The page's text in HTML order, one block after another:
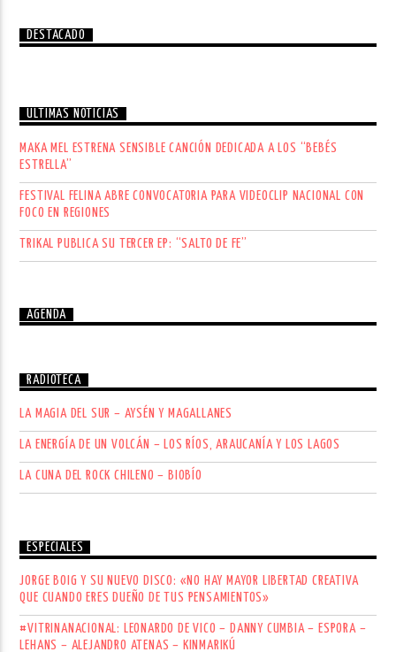
DESTACADO
ÚLTIMAS NOTICIAS
MAKA MEL ESTRENA SENSIBLE CANCIÓN DEDICADA A LOS “BEBÉS
ESTRELLA”
FESTIVAL FELINA ABRE CONVOCATORIA PARA VIDEOCLIP NACIONAL CON
FOCO EN REGIONES
TRIKAL PUBLICA SU TERCER EP: “SALTO DE FE”
AGENDA
RADIOTECA
LA MAGIA DEL SUR – AYSÉN Y MAGALLANES
LA ENERGÍA DE UN VOLCÁN – LOS RÍOS, ARAUCANÍA Y LOS LAGOS
LA CUNA DEL ROCK CHILENO – BIOBÍO
ESPECIALES
JORGE BOIG Y SU NUEVO DISCO: «NO HAY MAYOR LIBERTAD CREATIVA
QUE CUANDO ERES DUEÑO DE TUS PENSAMIENTOS»
#VITRINANACIONAL: LEONARDO DE VICO – DANNY CUMBIA – ESPORA –
LEHANS – ALEJANDRO ATENAS – KINMARIKÚ